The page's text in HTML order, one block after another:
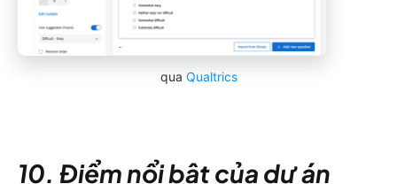
qua Qualtrics
10. Điểm nổi bật của dự án